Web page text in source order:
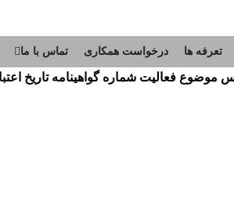
تعرفه ها درخواست همکاری تماس با ما
موضوع فعاليت شماره گواهينامه تاريخ